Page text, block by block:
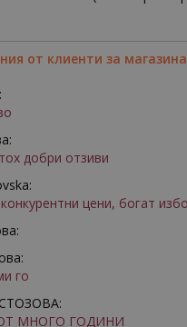
от клиенти за магазина
добри отзиви
цени, богат
го
МНОГО ГОДИНИ